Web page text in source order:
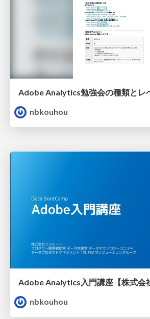
nbkouhou
nbkouhou